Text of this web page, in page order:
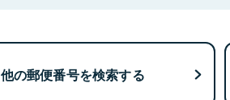
他の郵便番号を検索する